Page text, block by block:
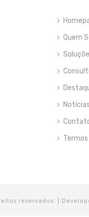
Quem
Notícias
reservados. |